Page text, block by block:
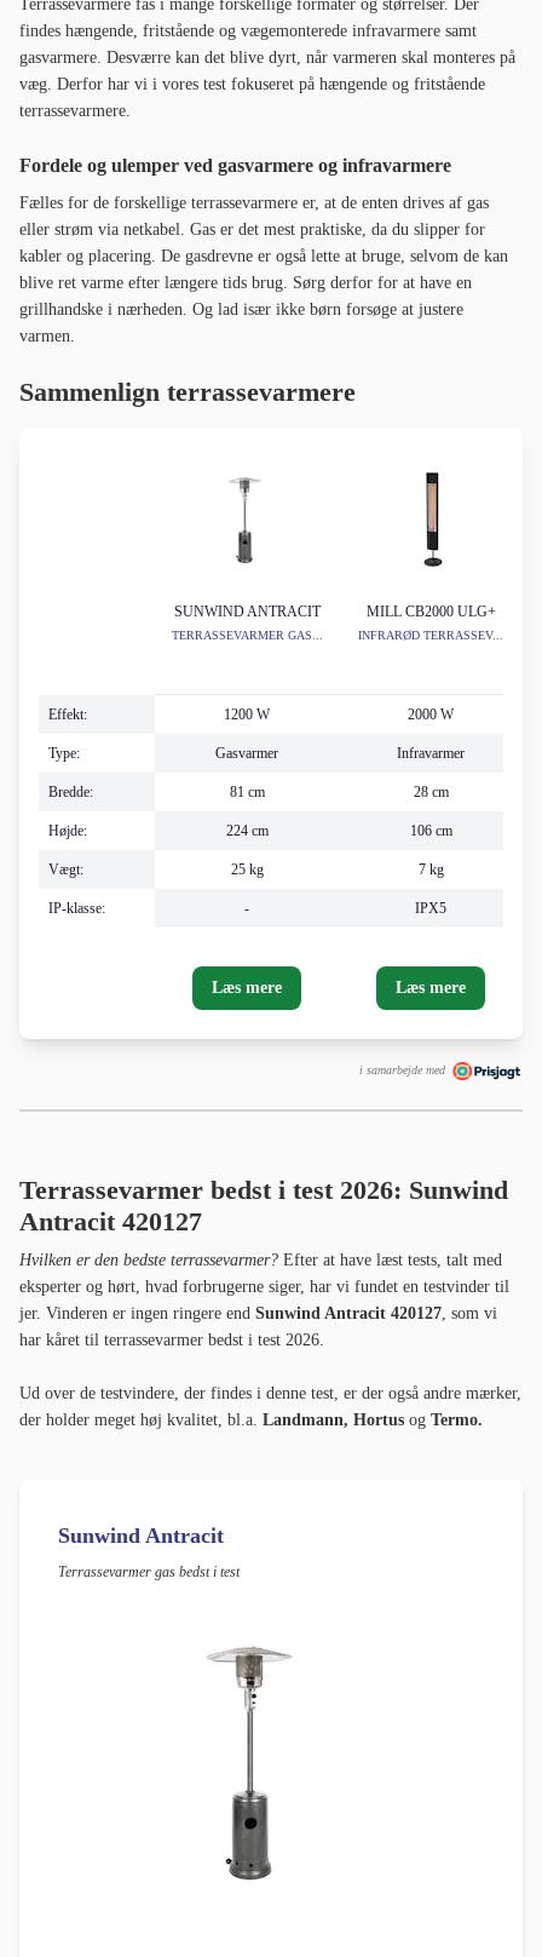
Terrassevarmere fås i mange forskellige formater og størrelser. Der
findes hængende, fritstående og vægemonterede infravarmere samt
gasvarmere. Desværre kan det blive dyrt, når varmeren skal monteres på
væg. Derfor har vi i vores test fokuseret på hængende og fritstående
terrassevarmere.
Fordele og ulemper ved gasvarmere og infravarmere
Fælles for de forskellige terrassevarmere er, at de enten drives af gas
eller strøm via netkabel. Gas er det mest praktiske, da du slipper for
kabler og placering. De gasdrevne er også lette at bruge, selvom de kan
blive ret varme efter længere tids brug. Sørg derfor for at have en
grillhandske i nærheden. Og lad især ikke børn forsøge at justere
varmen.
Sammenlign terrassevarmere
Effekt:
Type:
Bredde:
Højde:
Vægt:
IP-klasse:
SUNWIND ANTRACIT
TERRASSEVARMER GAS...
1200 W
Gasvarmer
81 cm
224 cm
25 kg
-
Læs mere
MILL CB2000 ULG+
INFRARØD TERRASSEV...
2000 W
Infravarmer
28 cm
106 cm
7 kg
IPX5
Læs mere
i samarbejde med
Terrassevarmer bedst i test 2026: Sunwind
Antracit 420127
Hvilken er den bedste terrassevarmer? Efter at have læst tests, talt med
eksperter og hørt, hvad forbrugerne siger, har vi fundet en testvinder til
jer. Vinderen er ingen ringere end Sunwind Antracit 420127, som vi
har kåret til terrassevarmer bedst i test 2026.
Ud over de testvindere, der findes i denne test, er der også andre mærker,
der holder meget høj kvalitet, bl.a. Landmann, Hortus og Termo.
Sunwind Antracit
Terrassevarmer gas bedst i test